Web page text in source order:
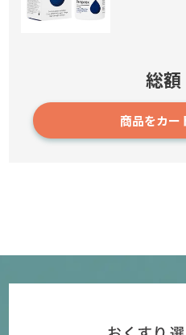
168
総額
商品をカー